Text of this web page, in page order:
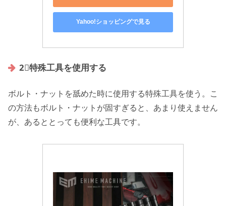
Yahoo!ショッピングで見る
2⃣特殊工具を使用する
ボルト・ナットを舐めた時に使用する特殊工具を使う。こ
の方法もボルト・ナットが固すぎると、あまり使えません
が、あるととっても便利な工具です。